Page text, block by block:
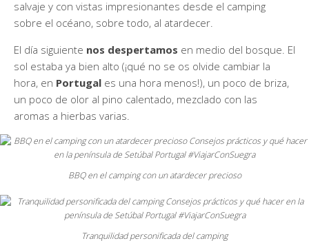
salvaje y con vistas impresionantes desde el camping
sobre el océano, sobre todo, al atardecer.
El día siguiente nos despertamos en medio del bosque. El
sol estaba ya bien alto (¡qué no se os olvide cambiar la
hora, en Portugal es una hora menos!), un poco de briza,
un poco de olor al pino calentado, mezclado con las
aromas a hierbas varias.
BBQ en el camping con un atardecer precioso
Tranquilidad personificada del camping